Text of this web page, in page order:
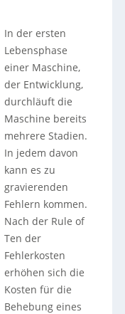
In der ersten
Lebensphase
einer Maschine,
der Entwicklung,
durchläuft die
Maschine bereits
mehrere Stadien.
In jedem davon
kann es zu
gravierenden
Fehlern kommen.
Nach der Rule of
Ten der
Fehlerkosten
erhöhen sich die
Kosten für die
Behebung eines